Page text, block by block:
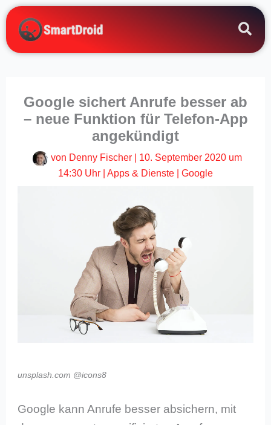
Zum
Inhalt
springen
Google sichert Anrufe besser ab
– neue Funktion für Telefon-App
angekündigt
von Denny Fischer
10. September 2020 um
14:30 Uhr
Apps & Dienste Google
unsplash.com @icons8
Google kann Anrufe besser absichern, mit